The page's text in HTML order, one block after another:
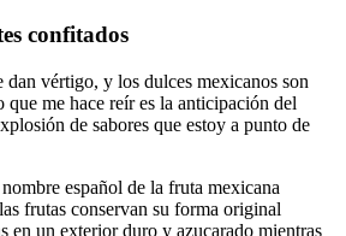
confitados
dan vértigo, y los dulces mexicanos son
que me hace reír es la anticipación del
de sabores que estoy a punto de
español de la fruta mexicana
frutas conservan su forma original
en un exterior duro y azucarado mientras